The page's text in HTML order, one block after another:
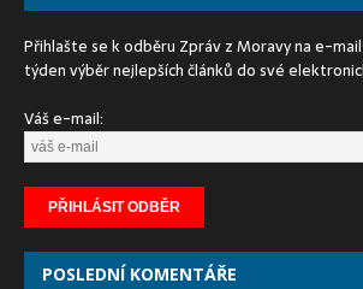
Přihlašte se k odběru Zpráv z Moravy na e-
týden výběr nejlepších článků do své
Váš e-mail:
POSLEDNÍ KOMENTÁŘE